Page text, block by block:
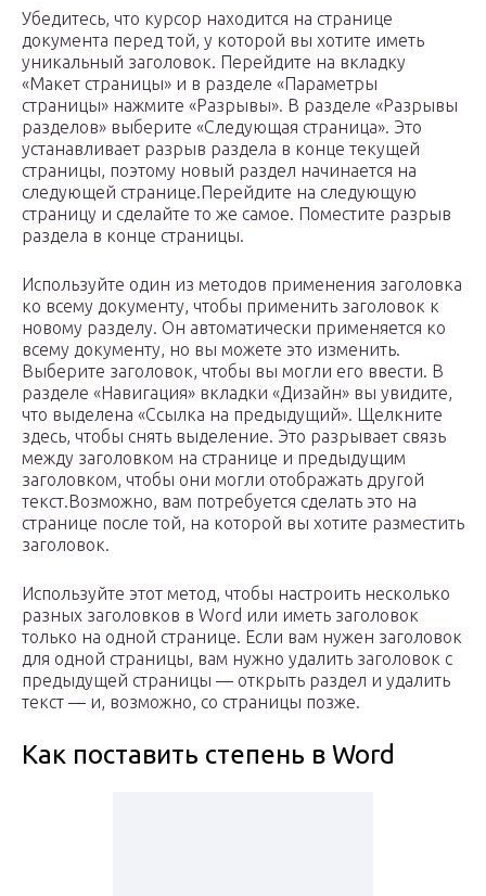
Убедитесь, что курсор находится на странице
документа перед той, у которой вы хотите иметь
уникальный заголовок. Перейдите на вкладку
«Макет страницы» и в разделе «Параметры
страницы» нажмите «Разрывы». В разделе «Разрывы
разделов» выберите «Следующая страница». Это
устанавливает разрыв раздела в конце текущей
страницы, поэтому новый раздел начинается на
следующей странице.Перейдите на следующую
страницу и сделайте то же самое. Поместите разрыв
раздела в конце страницы.
Используйте один из методов применения заголовка
ко всему документу, чтобы применить заголовок к
новому разделу. Он автоматически применяется ко
всему документу, но вы можете это изменить.
Выберите заголовок, чтобы вы могли его ввести. В
разделе «Навигация» вкладки «Дизайн» вы увидите,
что выделена «Ссылка на предыдущий». Щелкните
здесь, чтобы снять выделение. Это разрывает связь
между заголовком на странице и предыдущим
заголовком, чтобы они могли отображать другой
текст.Возможно, вам потребуется сделать это на
странице после той, на которой вы хотите разместить
заголовок.
Используйте этот метод, чтобы настроить несколько
разных заголовков в Word или иметь заголовок
только на одной странице. Если вам нужен заголовок
для одной страницы, вам нужно удалить заголовок с
предыдущей страницы — открыть раздел и удалить
текст — и, возможно, со страницы позже.
Как поставить степень в Word